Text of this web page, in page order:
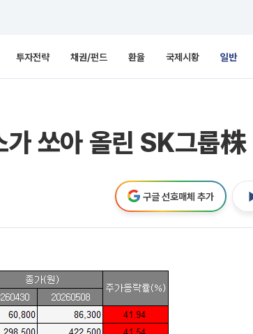
투자전략 채권/펀드 환율 국제시황 일반
쏘아 올린 SK그룹
구글 선호매체 추가